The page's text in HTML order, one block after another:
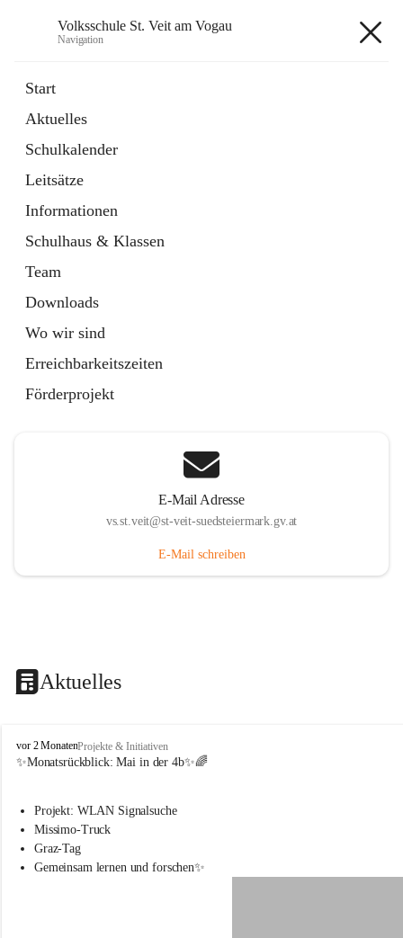
Volksschule St. Veit am Vogau
Navigation
Start
Aktuelles
Schulkalender
Leitsätze
Informationen
Schulhaus & Klassen
Team
Downloads
Wo wir sind
Erreichbarkeitszeiten
Förderprojekt
E-Mail Adresse
vs.st.veit@st-veit-suedsteiermark.gv.at
E-Mail schreiben
Aktuelles
V
o
s
s
c
vor 2 MonatenProjekte & Initiativen
✨Monatsrückblick: Mai in der 4b✨🌈
Projekt: WLAN Signalsuche
Missimo-Truck
Graz-Tag
Gemeinsam lernen und forschen✨